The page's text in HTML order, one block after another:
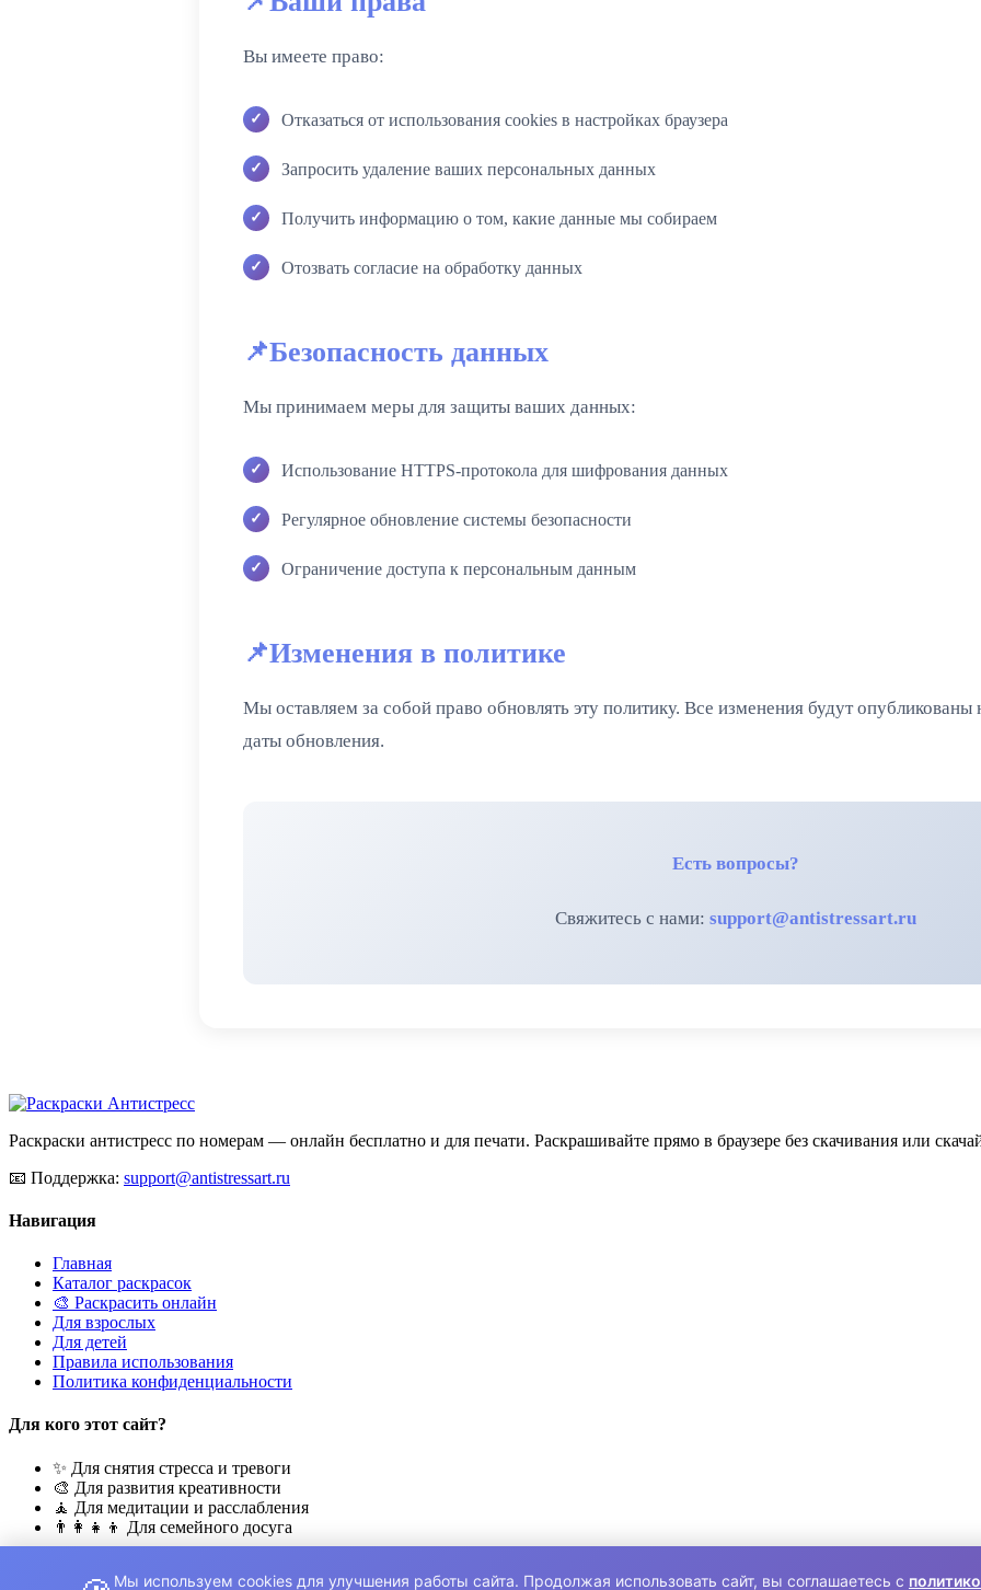
Вы имеете право:
Отказаться от использования cookies в настройках браузера
Запросить удаление ваших персональных данных
Получить информацию о том, какие данные мы собираем
Отозвать согласие на обработку данных
Безопасность данных
Мы принимаем меры для защиты ваших данных:
Использование HTTPS-протокола для шифрования данных
Регулярное обновление системы безопасности
Ограничение доступа к персональным данным
Изменения в политике
Мы оставляем за собой право обновлять эту политику. Все изменения будут опубликованы
даты обновления.
Есть вопросы?
Свяжитесь с нами: support@antistressart.ru
Раскраски антистресс по номерам — онлайн бесплатно и для печати. Раскрашивайте прямо в браузере без скачивания или
📧 Поддержка: support@antistressart.ru
Навигация
Главная
Каталог раскрасок
🎨 Раскрасить онлайн
Для взрослых
Для детей
Правила использования
Политика конфиденциальности
Для кого этот сайт?
✨ Для снятия стресса и тревоги
🎨 Для развития креативности
🧘 Для медитации и расслабления
👨‍👩‍👧‍👦 Для семейного досуга
Мы используем cookies для улучшения работы сайта. Продолжая использовать сайт, вы соглашаетесь с